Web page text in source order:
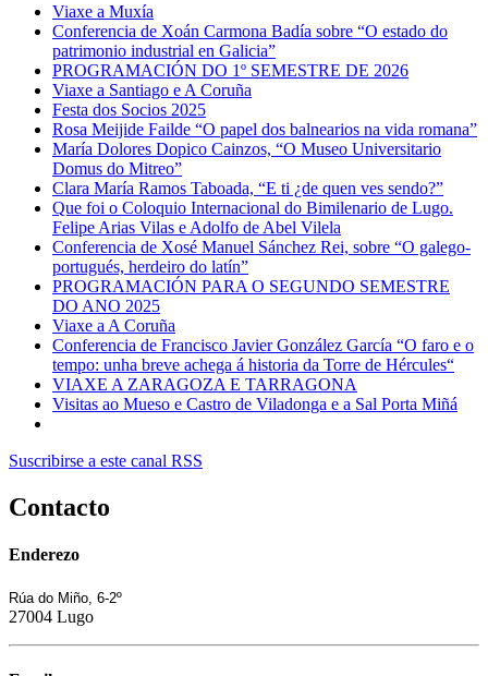
Viaxe a Muxía
Conferencia de Xoán Carmona Badía sobre “O estado do
patrimonio industrial en Galicia”
PROGRAMACIÓN DO 1º SEMESTRE DE 2026
Viaxe a Santiago e A Coruña
Festa dos Socios 2025
Rosa Meijide Failde “O papel dos balnearios na vida romana”
María Dolores Dopico Cainzos, “O Museo Universitario
Domus do Mitreo”
Clara María Ramos Taboada, “E ti ¿de quen ves sendo?”
Que foi o Coloquio Internacional do Bimilenario de Lugo.
Felipe Arias Vilas e Adolfo de Abel Vilela
Conferencia de Xosé Manuel Sánchez Rei, sobre “O galego-
portugués, herdeiro do latín”
PROGRAMACIÓN PARA O SEGUNDO SEMESTRE
DO ANO 2025
Viaxe a A Coruña
Conferencia de Francisco Javier González García “O faro e o
tempo: unha breve achega á historia da Torre de Hércules“
VIAXE A ZARAGOZA E TARRAGONA
Visitas ao Mueso e Castro de Viladonga e a Sal Porta Miñá
Suscribirse a este canal RSS
Contacto
Enderezo
Rúa do Miño, 6-2º
27004 Lugo